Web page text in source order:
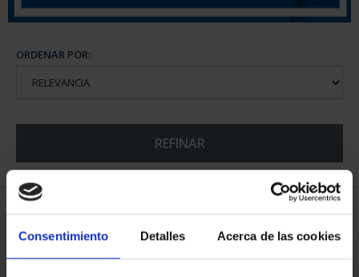
Consentimiento Detalles Acerca de las cookies
ORDENAR POR:
REFINAR
5 Productos encontrados